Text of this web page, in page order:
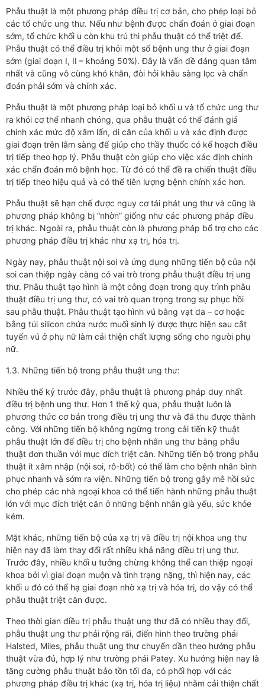
Phẫu thuật là một phương pháp điều trị cơ bản, cho phép loại bỏ
các tổ chức ung thư. Nếu như bệnh được chẩn đoán ở giai đoạn
sớm, tổ chức khối u còn khu trú thì phẫu thuật có thể triệt để.
Phẫu thuật có thể điều trị khỏi một số bệnh ung thư ở giai đoạn
sớm (giai đoạn I, II – khoảng 50%). Đây là vấn đề đáng quan tâm
nhất và cũng vô cùng khó khăn, đòi hỏi khâu sàng lọc và chẩn
đoán phải sớm và chính xác.
Phẫu thuật là một phương pháp loại bỏ khối u và tổ chức ung thư
ra khỏi cơ thể nhanh chóng, qua phẫu thuật có thể đánh giá
chính xác mức độ xâm lấn, di căn của khối u và xác định được
giai đoạn trên lâm sàng để giúp cho thầy thuốc có kế hoạch điều
trị tiếp theo hợp lý. Phẫu thuật còn giúp cho việc xác định chính
xác chẩn đoán mô bệnh học. Từ đó có thể đề ra chiến thuật điều
trị tiếp theo hiệu quả và có thể tiên lượng bệnh chính xác hơn.
Phẫu thuật sẽ hạn chế được nguy cơ tái phát ung thư và cũng là
phương pháp không bị “nhờn” giống như các phương pháp điều
trị khác. Ngoài ra, phẫu thuật còn là phương pháp bổ trợ cho các
phương pháp điều trị khác như xạ trị, hóa trị.
Ngày nay, phẫu thuật nội soi và ứng dụng những tiến bộ của nội
soi can thiệp ngày càng có vai trò trong phẫu thuật điều trị ung
thư. Phẫu thuật tạo hình là một công đoạn trong quy trình phẫu
thuật điều trị ung thư, có vai trò quan trọng trong sự phục hồi
sau phẫu thuật. Phẫu thuật tạo hình vú bằng vạt da – cơ hoặc
bằng túi silicon chứa nước muối sinh lý được thực hiện sau cắt
tuyến vú ở phụ nữ làm cải thiện chất lượng sống cho người phụ
nữ.
1.3. Những tiến bộ trong phẫu thuật ung thư:
Nhiều thế kỷ trước đây, phẫu thuật là phương pháp duy nhất
điều trị bệnh ung thư. Hơn 1 thế kỷ qua, phẫu thuật luôn là
phương thức cơ bản trong điều trị ung thư và đã thu được thành
công. Với những tiến bộ không ngừng trong cải tiến kỹ thuật
phẫu thuật lớn để điều trị cho bệnh nhân ung thư bằng phẫu
thuật đơn thuần với mục đích triệt căn. Những tiến bộ trong phẫu
thuật ít xâm nhập (nội soi, rô-bốt) có thể làm cho bệnh nhân bình
phục nhanh và sớm ra viện. Những tiến bộ trong gây mê hồi sức
cho phép các nhà ngoại khoa có thể tiến hành những phẫu thuật
lớn với mục đích triệt căn ở những bệnh nhân già yếu, sức khỏe
kém.
Mặt khác, những tiến bộ của xạ trị và điều trị nội khoa ung thư
hiện nay đã làm thay đổi rất nhiều khả năng điều trị ung thư.
Trước đây, nhiều khối u tưởng chừng không thể can thiệp ngoại
khoa bởi vì giai đoạn muộn và tình trạng nặng, thì hiện nay, các
khối u đó có thể hạ giai đoạn nhờ xạ trị và hóa trị, do vậy có thể
phẫu thuật triệt căn được.
Theo thời gian điều trị phẫu thuật ung thư đã có nhiều thay đổi,
phẫu thuật ung thư phải rộng rãi, điển hình theo trường phái
Halsted, Miles, phẫu thuật ung thư chuyển dần theo hướng phẫu
thuật vừa đủ, hợp lý như trường phái Patey. Xu hướng hiện nay là
tăng cường phẫu thuật bảo tồn tối đa, có phối hợp với các
phương pháp điều trị khác (xạ trị, hóa trị liệu) nhằm cải thiện chất